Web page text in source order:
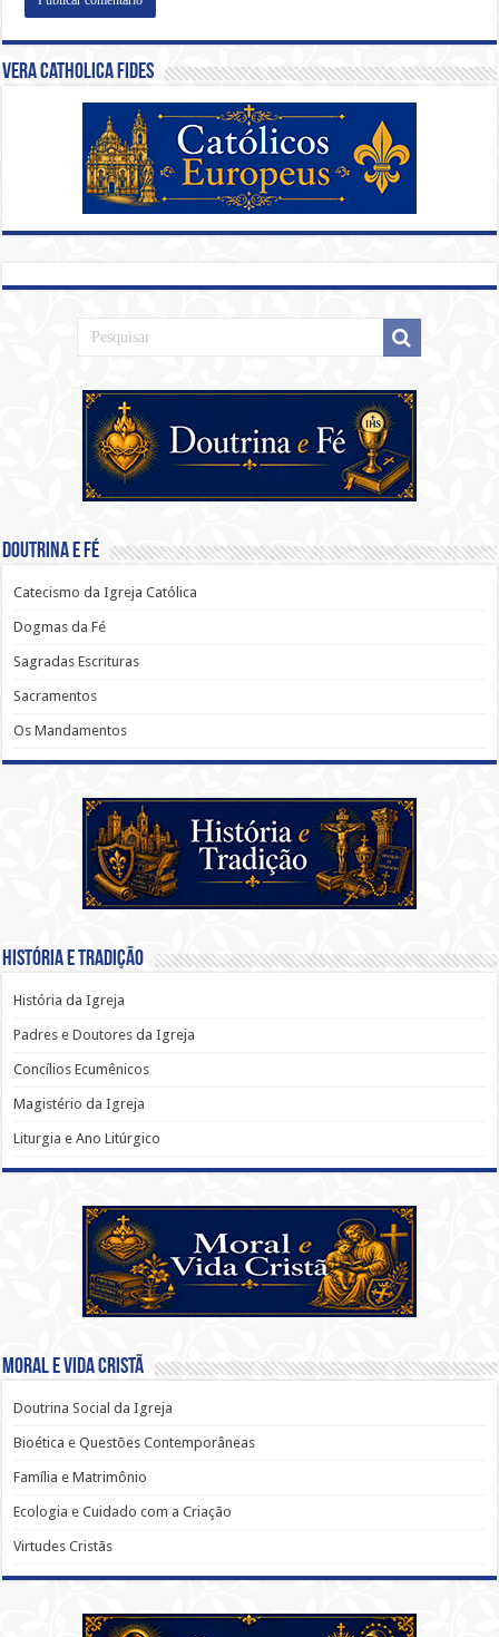
Vera Catholica Fides
Doutrina e Fé
Catecismo da Igreja Católica
Dogmas da Fé
Sagradas Escrituras
Sacramentos
Os Mandamentos
História e Tradição
História da Igreja
Padres e Doutores da Igreja
Concílios Ecumênicos
Magistério da Igreja
Liturgia e Ano Litúrgico
Moral e Vida Cristã
Doutrina Social da Igreja
Bioética e Questões Contemporâneas
Família e Matrimônio
Ecologia e Cuidado com a Criação
Virtudes Cristãs